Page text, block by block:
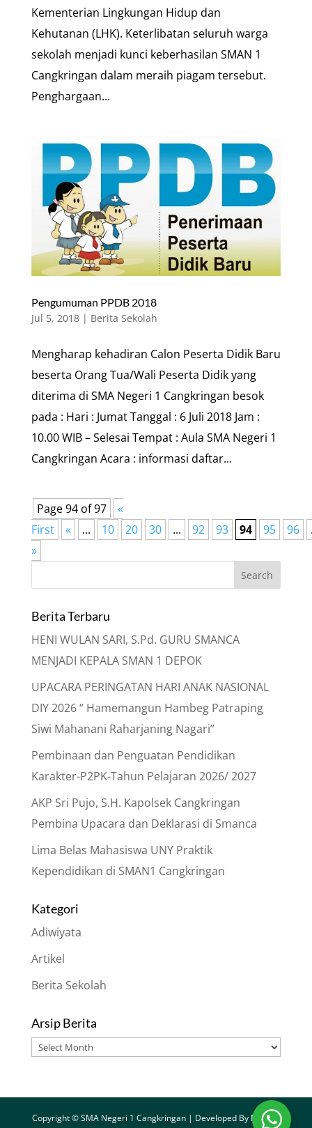
Kementerian Lingkungan Hidup dan
Kehutanan (LHK). Keterlibatan seluruh warga
sekolah menjadi kunci keberhasilan SMAN 1
Cangkringan dalam meraih piagam tersebut.
Penghargaan...
Pengumuman PPDB 2018
Jul 5, 2018| Berita Sekolah
Mengharap kehadiran Calon Peserta Didik Baru
beserta Orang Tua/Wali Peserta Didik yang
diterima di SMA Negeri 1 Cangkringan besok
pada : Hari : Jumat Tanggal : 6 Juli 2018 Jam :
10.00 WIB – Selesai Tempat : Aula SMA Negeri 1
Cangkringan Acara : informasi daftar...
Page 94 of 97
«
First
« ... 10 20 30 ... 92 93 94 95 96
»
Berita Terbaru
HENI WULAN SARI, S.Pd. GURU SMANCA
MENJADI KEPALA SMAN 1 DEPOK
UPACARA PERINGATAN HARI ANAK NASIONAL
DIY 2026 “ Hamemangun Hambeg Patraping
Siwi Mahanani Raharjaning Nagari”
Pembinaan dan Penguatan Pendidikan
Karakter-P2PK-Tahun Pelajaran 2026/ 2027
AKP Sri Pujo, S.H. Kapolsek Cangkringan
Pembina Upacara dan Deklarasi di Smanca
Lima Belas Mahasiswa UNY Praktik
Kependidikan di SMAN1 Cangkringan
Kategori
Adiwiyata
Artikel
Berita Sekolah
Arsip Berita
Arsip
Copyright © SMA Negeri 1 Cangkringan | Developed By Merapi